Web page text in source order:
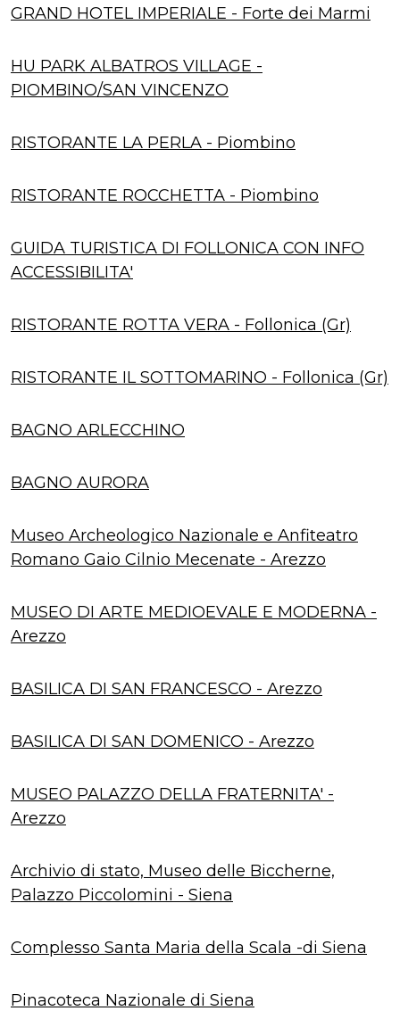
GRAND HOTEL IMPERIALE - Forte dei Marmi
HU PARK ALBATROS VILLAGE -
PIOMBINO/SAN VINCENZO
RISTORANTE LA PERLA - Piombino
RISTORANTE ROCCHETTA - Piombino
GUIDA TURISTICA DI FOLLONICA CON INFO
ACCESSIBILITA'
RISTORANTE ROTTA VERA - Follonica (Gr)
RISTORANTE IL SOTTOMARINO - Follonica (Gr)
BAGNO ARLECCHINO
BAGNO AURORA
Museo Archeologico Nazionale e Anfiteatro
Romano Gaio Cilnio Mecenate - Arezzo
MUSEO DI ARTE MEDIOEVALE E MODERNA -
Arezzo
BASILICA DI SAN FRANCESCO - Arezzo
BASILICA DI SAN DOMENICO - Arezzo
MUSEO PALAZZO DELLA FRATERNITA' -
Arezzo
Archivio di stato, Museo delle Biccherne,
Palazzo Piccolomini - Siena
Complesso Santa Maria della Scala -di Siena
Pinacoteca Nazionale di Siena